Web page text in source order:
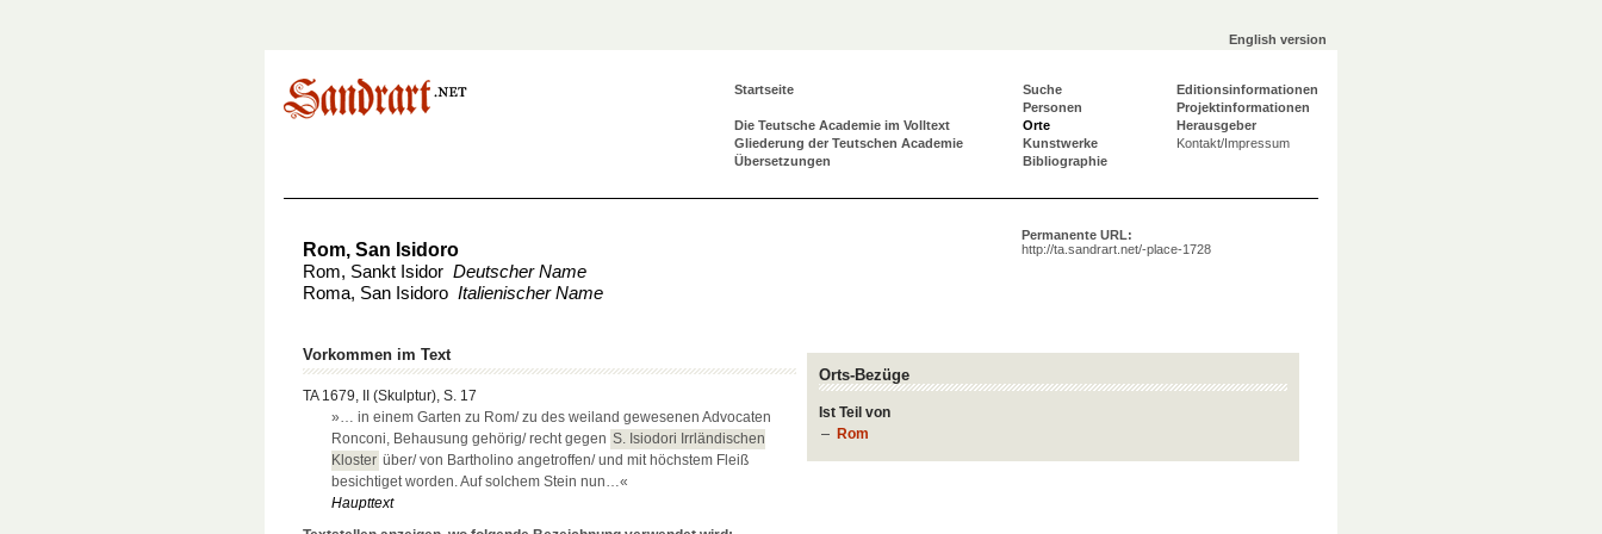
English version
Startseite
Die Teutsche Academie im Volltext
Gliederung der Teutschen Academie
Übersetzungen
Suche
Personen
Orte
Kunstwerke
Bibliographie
Editionsinformationen
Projektinformationen
Herausgeber
Kontakt/Impressum
Permanente URL:
http://ta.sandrart.net/-place-1728
Rom, San Isidoro
Rom, Sankt Isidor Deutscher Name
Roma, San Isidoro Italienischer Name
Orts-Bezüge
Ist Teil von
Rom
Vorkommen im Text
TA 1679, II (Skulptur), S. 17
»… in einem Garten zu Rom/ zu des weiland gewesenen Advocaten
Ronconi, Behausung gehörig/ recht gegen S. Isiodori Irrländischen
Kloster über/ von Bartholino angetroffen/ und mit höchstem Fleiß
besichtiget worden. Auf solchem Stein nun…«
Haupttext